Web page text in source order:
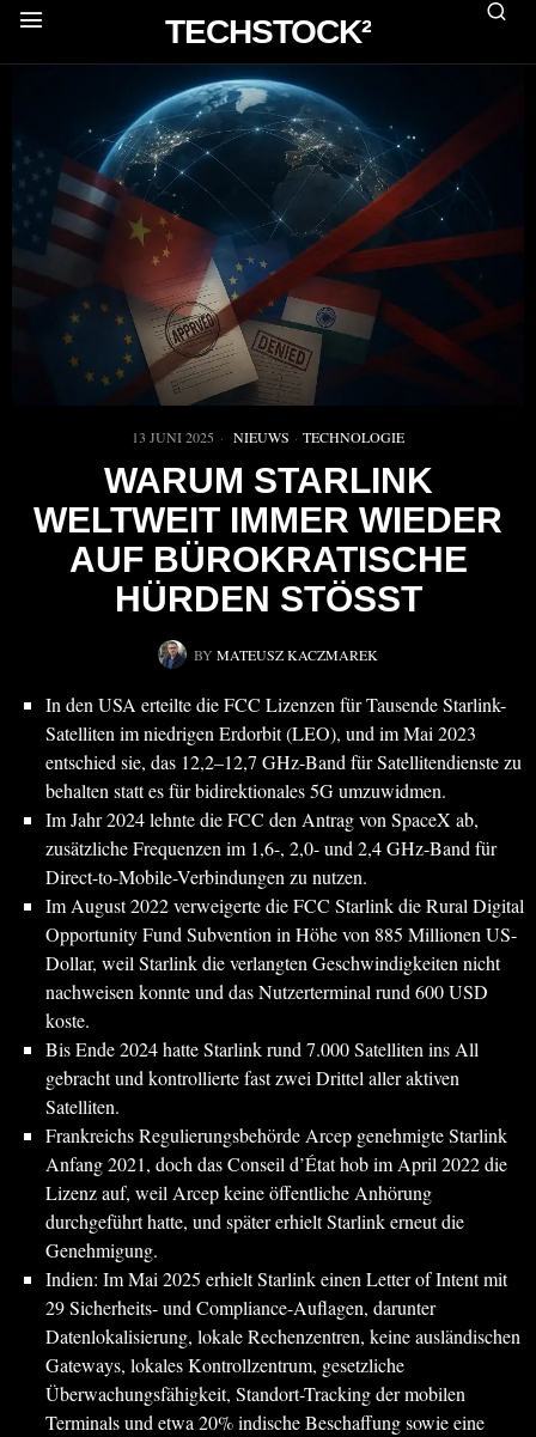
TECHSTOCK²
13 JUNI 2025 NIEUWS · TECHNOLOGIE
WARUM STARLINK
WELTWEIT IMMER WIEDER
AUF BÜROKRATISCHE
HÜRDEN STÖSST
BY MATEUSZ KACZMAREK
In den USA erteilte die FCC Lizenzen für Tausende Starlink-
Satelliten im niedrigen Erdorbit (LEO), und im Mai 2023
entschied sie, das 12,2–12,7 GHz-Band für Satellitendienste zu
behalten statt es für bidirektionales 5G umzuwidmen.
Im Jahr 2024 lehnte die FCC den Antrag von SpaceX ab,
zusätzliche Frequenzen im 1,6-, 2,0- und 2,4 GHz-Band für
Direct-to-Mobile-Verbindungen zu nutzen.
Im August 2022 verweigerte die FCC Starlink die Rural Digital
Opportunity Fund Subvention in Höhe von 885 Millionen US-
Dollar, weil Starlink die verlangten Geschwindigkeiten nicht
nachweisen konnte und das Nutzerterminal rund 600 USD
koste.
Bis Ende 2024 hatte Starlink rund 7.000 Satelliten ins All
gebracht und kontrollierte fast zwei Drittel aller aktiven
Satelliten.
Frankreichs Regulierungsbehörde Arcep genehmigte Starlink
Anfang 2021, doch das Conseil d’État hob im April 2022 die
Lizenz auf, weil Arcep keine öffentliche Anhörung
durchgeführt hatte, und später erhielt Starlink erneut die
Genehmigung.
Indien: Im Mai 2025 erhielt Starlink einen Letter of Intent mit
29 Sicherheits- und Compliance-Auflagen, darunter
Datenlokalisierung, lokale Rechenzentren, keine ausländischen
Gateways, lokales Kontrollzentrum, gesetzliche
Überwachungsfähigkeit, Standort-Tracking der mobilen
Terminals und etwa 20% indische Beschaffung sowie eine